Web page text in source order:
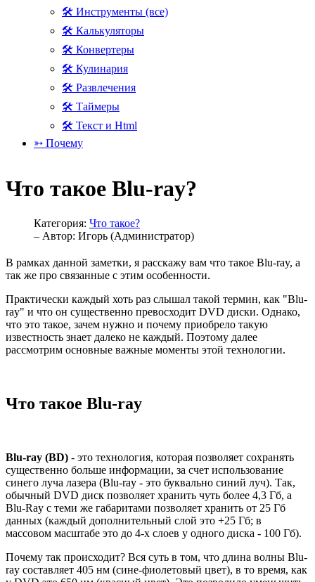
🛠 Инструменты (все)
🛠 Калькуляторы
🛠 Конвертеры
🛠 Кулинария
🛠 Развлечения
🛠 Таймеры
🛠 Текст и Html
➳ Почему
Что такое Blu-ray?
Категория: Что такое?
– Автор: Игорь (Администратор)
В рамках данной заметки, я расскажу вам что такое Blu-ray, а
так же про связанные с этим особенности.
Практически каждый хоть раз слышал такой термин, как "Blu-
ray" и что он существенно превосходит DVD диски. Однако,
что это такое, зачем нужно и почему приобрело такую
известность знает далеко не каждый. Поэтому далее
рассмотрим основные важные моменты этой технологии.
Что такое Blu-ray
Blu-ray (BD) - это технология, которая позволяет сохранять
существенно больше информации, за счет использование
синего луча лазера (Blu-ray - это буквально синий луч). Так,
обычный DVD диск позволяет хранить чуть более 4,3 Гб, а
Blu-Ray с теми же габаритами позволяет хранить от 25 Гб
данных (каждый дополнительный слой это +25 Гб; в
массовом масштабе это до 4-х слоев у одного диска - 100 Гб).
Почему так происходит? Вся суть в том, что длина волны Blu-
ray составляет 405 нм (сине-фиолетовый цвет), в то время, как